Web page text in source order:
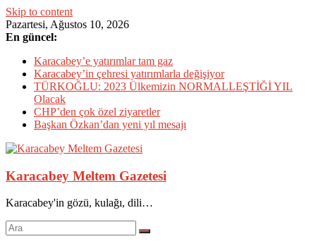
Skip to content
Pazartesi, Ağustos 10, 2026
En güncel:
Karacabey’e yatırımlar tam gaz
Karacabey’in çehresi yatırımlarla değişiyor
TÜRKOĞLU: 2023 Ülkemizin NORMALLEŞTİĞİ YIL
Olacak
CHP’den çok özel ziyaretler
Başkan Özkan’dan yeni yıl mesajı
Karacabey Meltem Gazetesi
Karacabey'in gözü, kulağı, dili…